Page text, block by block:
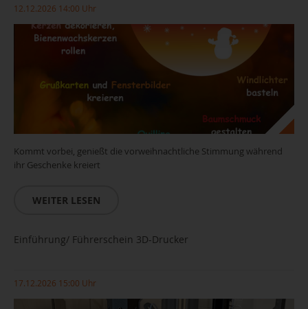
12.12.2026 14:00 Uhr
Kommt vorbei, genießt die vorweihnachtliche Stimmung während
ihr Geschenke kreiert
WEITER LESEN
Einführung/ Führerschein 3D-Drucker
17.12.2026 15:00 Uhr